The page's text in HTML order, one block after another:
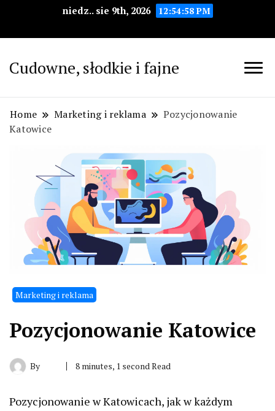
niedz.. sie 9th, 2026 12:55:00 PM
Cudowne, słodkie i fajne
Home Marketing i reklama
Pozycjonowanie
Katowice
Marketing i reklama
Pozycjonowanie Katowice
By 8 minutes, 1 second Read
Pozycjonowanie w Katowicach, jak w każdym